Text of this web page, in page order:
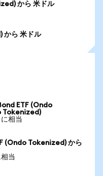
から 米ドル
ら 米ドル
ETF (Ondo
Tokenized)
相当
(Ondo Tokenized) から
当